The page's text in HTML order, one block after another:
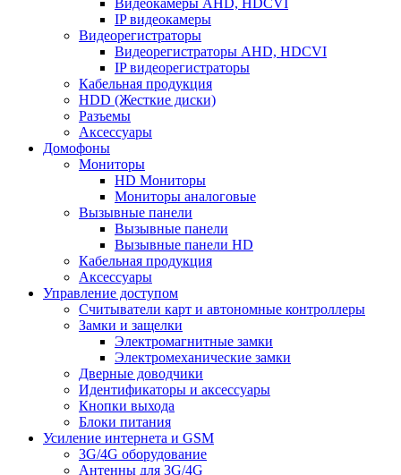
Видеокамеры AHD, HDCVI
IP видеокамеры
Видеорегистраторы
Видеорегистраторы AHD, HDCVI
IP видеорегистраторы
Кабельная продукция
HDD (Жесткие диски)
Разъемы
Аксессуары
Домофоны
Мониторы
HD Мониторы
Мониторы аналоговые
Вызывные панели
Вызывные панели
Вызывные панели HD
Кабельная продукция
Аксессуары
Управление доступом
Считыватели карт и автономные контроллеры
Замки и защелки
Электромагнитные замки
Электромеханические замки
Дверные доводчики
Идентификаторы и аксессуары
Кнопки выхода
Блоки питания
Усиление интернета и GSM
3G/4G оборудование
Антенны для 3G/4G